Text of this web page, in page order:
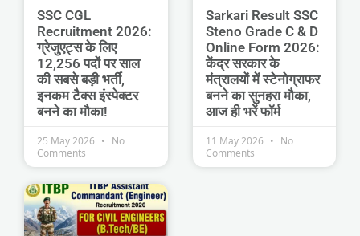
SSC CGL
Recruitment 2026:
ग्रेजुएट्स के लिए
12,256 पदों पर साल
की सबसे बड़ी भर्ती,
इनकम टैक्स इंस्पेक्टर
बनने का मौका!
25 May 2026
No
Comments
Sarkari Result SSC
Steno Grade C & D
Online Form 2026:
केंद्र सरकार के
मंत्रालयों में स्टेनोग्राफर
बनने का सुनहरा मौका,
आज ही भरें फॉर्म
11 May 2026
No
Comments